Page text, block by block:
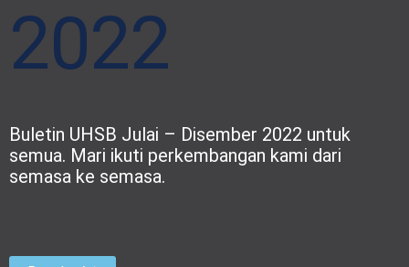
2022
Buletin UHSB Julai – Disember 2022 untuk
semua. Mari ikuti perkembangan kami dari
semasa ke semasa.